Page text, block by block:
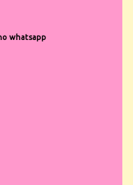
whatsapp